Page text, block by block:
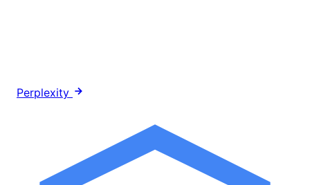
Perplexity